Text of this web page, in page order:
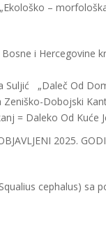
–
i
Suljić „Daleč Od
Dobojski
= Daleko Od
2025.
cephalus) sa